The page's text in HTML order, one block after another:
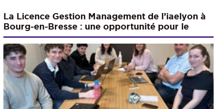
La Licence Gestion Management de l’iaelyon à
Bourg-en-Bresse : une opportunité pour le
territoire.